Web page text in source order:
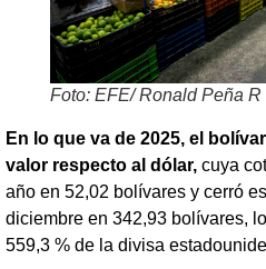
Foto: EFE/ Ronald Peña R
En lo que va de 2025, el
valor respecto al dólar, cuya
año en 52,02 bolívares y cerró
diciembre en 342,93 bolívares,
559,3 % de la divisa